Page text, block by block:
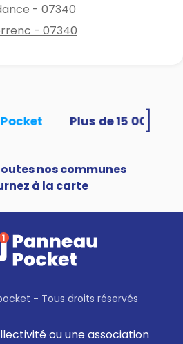
- 07340
- 07340
nos communes
à la carte
- Tous droits réservés
ou une association